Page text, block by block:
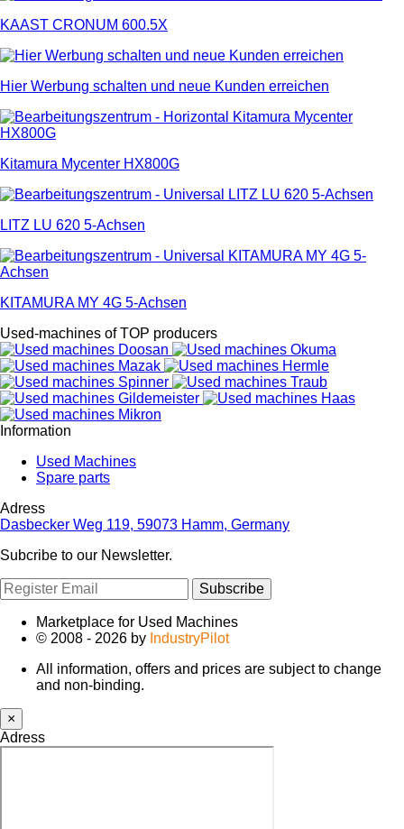
KAAST CRONUM 600.5X
Hier Werbung schalten und neue Kunden erreichen
Kitamura Mycenter HX800G
LITZ LU 620 5-Achsen
KITAMURA MY 4G 5-Achsen
Used-machines of TOP producers
Information
Used Machines
Spare parts
Adress
Dasbecker Weg 119, 59073 Hamm, Germany
Subcribe to our Newsletter.
Subscribe
Marketplace for Used Machines
© 2008 - 2026 by IndustryPilot
All information, offers and prices are subject to change
and non-binding.
×
Adress